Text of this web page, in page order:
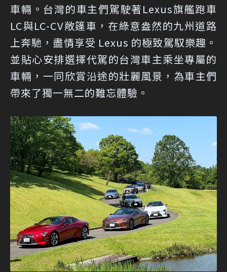
車輛。台灣的車主們駕駛著Lexus旗艦跑車
LC與LC-CV敞篷車，在綠意盎然的九州道路
上奔馳，盡情享受 Lexus 的極致駕馭樂趣。
並貼心安排選擇代駕的台灣車主乘坐專屬的
車輛，一同欣賞沿途的壯麗風景，為車主們
帶來了獨一無二的難忘體驗。